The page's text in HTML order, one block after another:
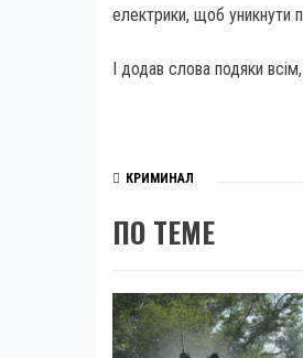
електрики, щоб уникнути
І додав слова подяки
КРИМИНАЛ
ПО ТЕМЕ